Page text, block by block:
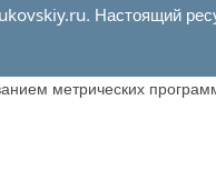
. Настоящий
метрических